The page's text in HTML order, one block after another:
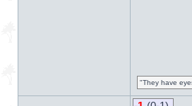
"They have